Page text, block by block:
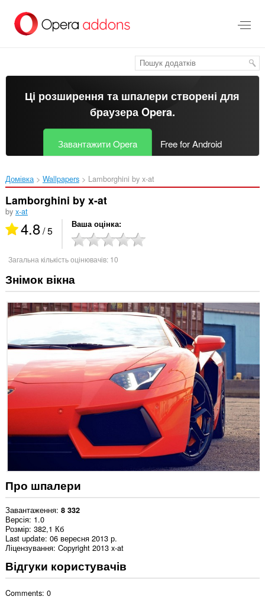
основного
Ці розширення та шпалери створені для
браузера Opera.
Завантажити Opera Free for Android
Домівка Wallpapers Lamborghini by x-at‎
Lamborghini by x-at
by x-at
4.8/ 5 Ваша оцінка
Загальна кількість оцінювачів: 10
Знімок вікна
Про шпалери
Завантаження 8 332
Версія 1.0
Розмір 382,1 Кб
Last update 06 вересня 2013 р.
Ліцензування Copyright 2013 x-at
Відгуки користувачів
Comments: 0